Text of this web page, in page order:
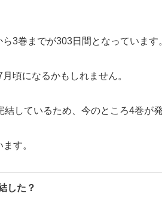
3巻までが303日間となっています
頃になるかもしれません。
しているため、今のところ4巻が
す。
した？